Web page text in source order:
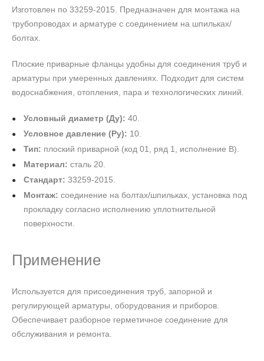
Изготовлен по 33259-2015. Предназначен для монтажа на
трубопроводах и арматуре с соединением на шпильках/
болтах.
Плоские приварные фланцы удобны для соединения труб и
арматуры при умеренных давлениях. Подходит для систем
водоснабжения, отопления, пара и технологических линий.
Условный диаметр (Ду): 40.
Условное давление (Ру): 10.
Тип: плоский приварной (код 01, ряд 1, исполнение В).
Материал: сталь 20.
Стандарт: 33259-2015.
Монтаж: соединение на болтах/шпильках, установка под
прокладку согласно исполнению уплотнительной
поверхности.
Применение
Используется для присоединения труб, запорной и
регулирующей арматуры, оборудования и приборов.
Обеспечивает разборное герметичное соединение для
обслуживания и ремонта.